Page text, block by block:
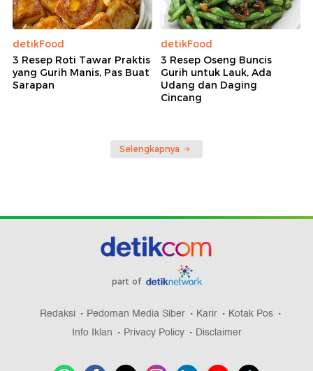
detikFood
3 Resep Roti Tawar Praktis
yang Gurih Manis, Pas Buat
Sarapan
detikFood
3 Resep Oseng Buncis
Gurih untuk Lauk, Ada
Udang dan Daging
Cincang
Selengkapnya
part of
Redaksi Pedoman Media Siber Karir
Kotak Pos
Info Iklan
Privacy Policy Disclaimer